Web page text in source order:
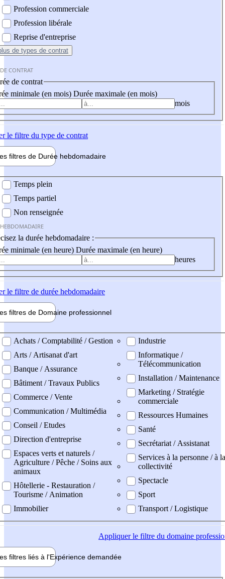
Profession commerciale
Profession libérale
Reprise d'entreprise
de types de contrat
CONTRAT
de contrat
minimale (en mois) Durée maximale (en mois)
mois
le filtre du type de contrat
filtres de Durée hebdomadaire
Temps plein
Temps partiel
Non renseignée
la durée hebdomadaire :
minimale (en heure) Durée maximale (en heure)
heures
le filtre de durée hebdomadaire
filtres de Domaine professionnel
professionel
Achats / Comptabilité / Gestion
Arts / Artisanat d'art
Banque / Assurance
Bâtiment / Travaux Publics
Commerce / Vente
Communication / Multimédia
Conseil / Etudes
Direction d'entreprise
Espaces verts et naturels /
Agriculture / Pêche / Soins aux
animaux
Hôtellerie - Restauration /
Tourisme / Animation
Immobilier
Industrie
Informatique /
Télécommunication
Installation / Maintenance
Marketing / Stratégie
commerciale
Ressources Humaines
Santé
Secrétariat / Assistanat
Services à la personne / à la
collectivité
Spectacle
Sport
Transport / Logistique
Appliquerle filtre du domaine
filtres liés à l'Expérience demandée